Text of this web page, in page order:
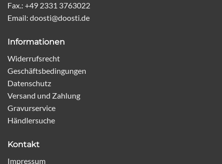
Fax.: +49 2331 3763022
Email: doosti@doosti.de
Informationen
Widerrufsrecht
Geschäftsbedingungen
Datenschutz
Versand und Zahlung
Gravurservice
Händlersuche
Kontakt
Impressum